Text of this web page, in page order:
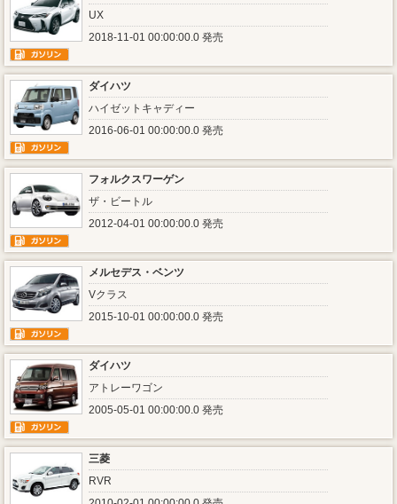
UX
2018-11-01 00:00:00.0 発売
ダイハツ
ハイゼットキャディー
2016-06-01 00:00:00.0 発売
フォルクスワーゲン
ザ・ビートル
2012-04-01 00:00:00.0 発売
メルセデス・ベンツ
Vクラス
2015-10-01 00:00:00.0 発売
ダイハツ
アトレーワゴン
2005-05-01 00:00:00.0 発売
三菱
RVR